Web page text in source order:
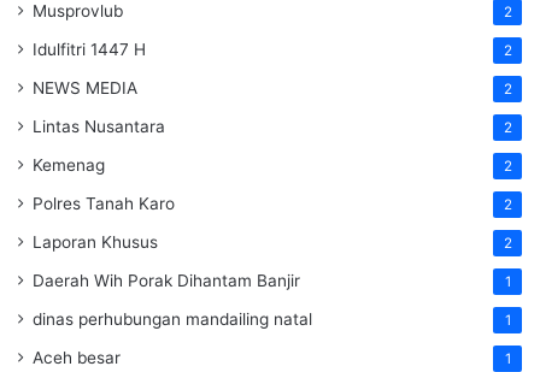
Musprovlub 2
Idulfitri 1447 H 2
NEWS MEDIA 2
Lintas Nusantara 2
Kemenag 2
Polres Tanah Karo 2
Laporan Khusus 2
Daerah Wih Porak Dihantam Banjir 1
dinas perhubungan mandailing natal 1
Aceh besar 1